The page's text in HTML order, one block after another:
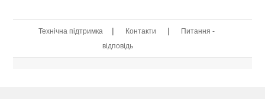
Технічна підтримка | Контакти |
Питання -
відповідь